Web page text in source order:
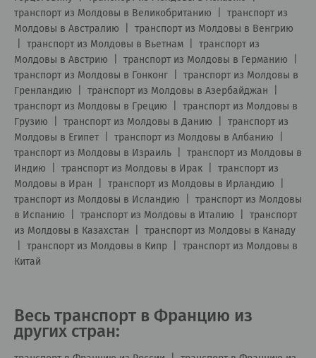
транспорт из Молдовы в Великобританию
транспорт из
Молдовы в Австралию
транспорт из Молдовы в Венгрию
транспорт из Молдовы в Вьетнам
транспорт из
Молдовы в Австрию
транспорт из Молдовы в Германию
транспорт из Молдовы в Гонконг
транспорт из Молдовы в
Гренландию
транспорт из Молдовы в Азербайджан
транспорт из Молдовы в Грецию
транспорт из Молдовы в
Грузию
транспорт из Молдовы в Данию
транспорт из
Молдовы в Египет
транспорт из Молдовы в Албанию
транспорт из Молдовы в Израиль
транспорт из Молдовы в
Индию
транспорт из Молдовы в Ирак
транспорт из
Молдовы в Иран
транспорт из Молдовы в Ирландию
транспорт из Молдовы в Исландию
транспорт из Молдовы
в Испанию
транспорт из Молдовы в Италию
транспорт
из Молдовы в Казахстан
транспорт из Молдовы в Канаду
транспорт из Молдовы в Кипр
транспорт из Молдовы в
Китай
Весь транспорт в Францию из
других стран: